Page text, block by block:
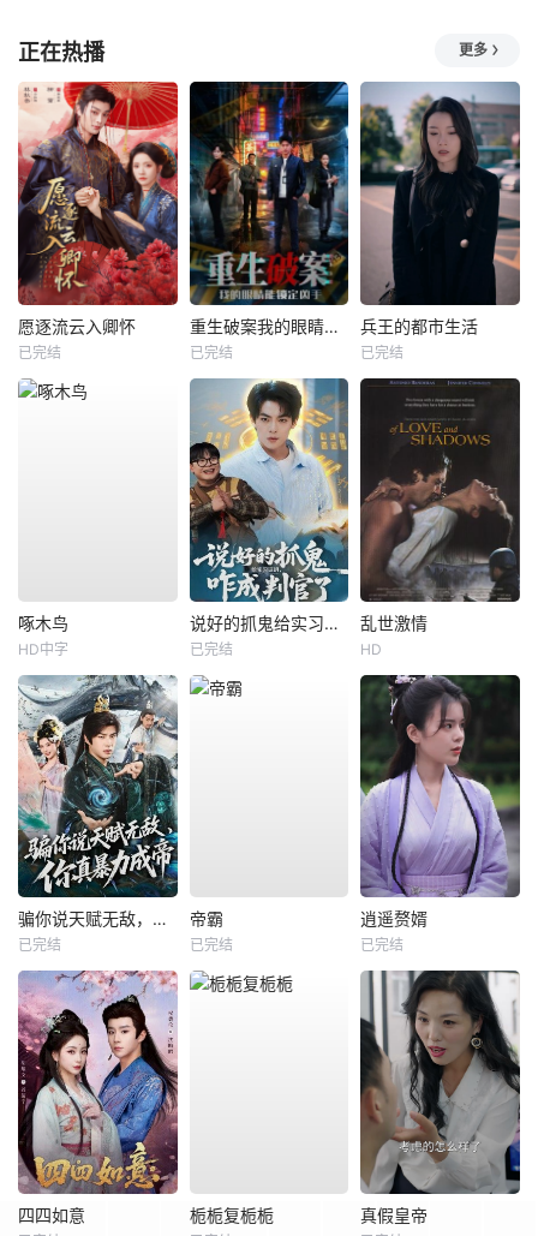
正在热播 更多
愿逐流云入卿怀
已完结
重生破案我的眼睛能锁定凶手
已完结
兵王的都市生活
已完结
啄木鸟
HD中字
说好的抓鬼给实习证明，咋成判官了
已完结
乱世激情
HD
骗你说天赋无敌，你真暴力成帝
已完结
帝霸
已完结
逍遥赘婿
已完结
四四如意 栀栀复栀栀 真假皇帝